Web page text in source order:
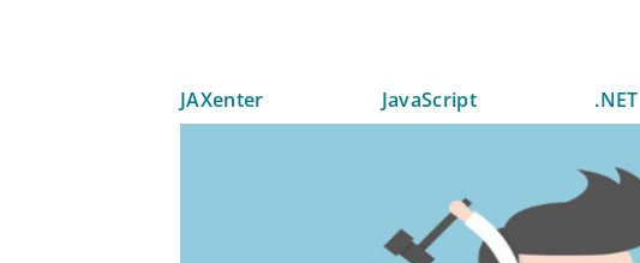
JAXenter JavaScript .NET